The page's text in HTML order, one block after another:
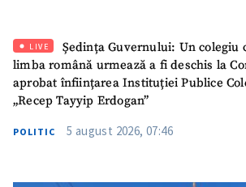
LIVE
Ședința Guvernului: Un colegiu
limba română urmează a fi deschis la
aprobat înființarea Instituției Publice
„Recep Tayyip Erdogan”
POLITIC 5 august 2026, 07:46
ȘTIREA MEA